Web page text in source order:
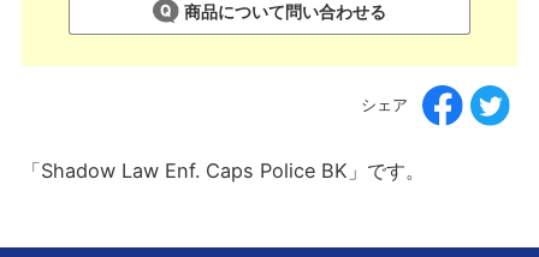
商品について問い合わせる
シェア
「Shadow Law Enf. Caps Police BK」です。